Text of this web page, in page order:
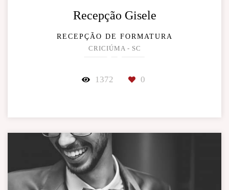
Recepção Gisele
RECEPÇÃO DE FORMATURA
CRICIÚMA - SC
1372 0